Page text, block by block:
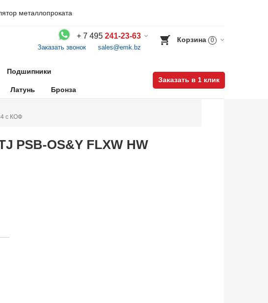
металлопроката
+ 7 495 241-23-63
Заказать звонок sales@emk.bz
Корзина 0
Подшипники
Латунь Бронза
Заказать в 1 клик
с КОФ
PSB-OS&Y FLXW HW